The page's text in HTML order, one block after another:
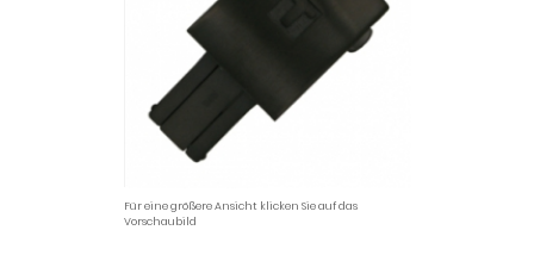
Für eine größere Ansicht klicken Sie auf das
Vorschaubild